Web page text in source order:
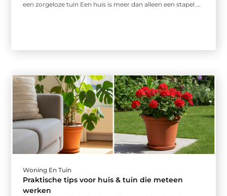
een zorgeloze tuin Een huis is meer dan alleen een stapel ...
Woning En Tuin
Praktische tips voor huis & tuin die meteen
werken